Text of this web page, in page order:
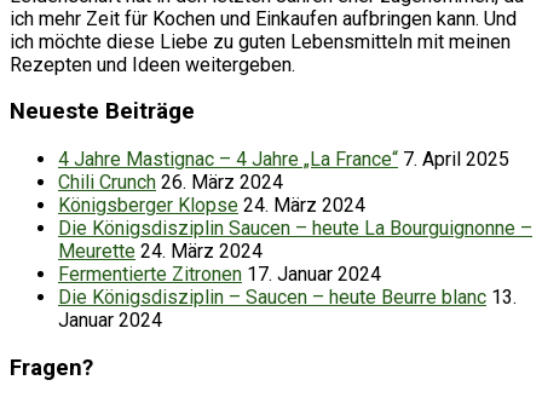
ich mehr Zeit für Kochen und Einkaufen aufbringen kann. Und
ich möchte diese Liebe zu guten Lebensmitteln mit meinen
Rezepten und Ideen weitergeben.
Neueste Beiträge
4 Jahre Mastignac – 4 Jahre „La France“ 7. April 2025
Chili Crunch 26. März 2024
Königsberger Klopse 24. März 2024
Die Königsdisziplin Saucen – heute La Bourguignonne –
Meurette 24. März 2024
Fermentierte Zitronen 17. Januar 2024
Die Königsdisziplin – Saucen – heute Beurre blanc 13.
Januar 2024
Fragen?